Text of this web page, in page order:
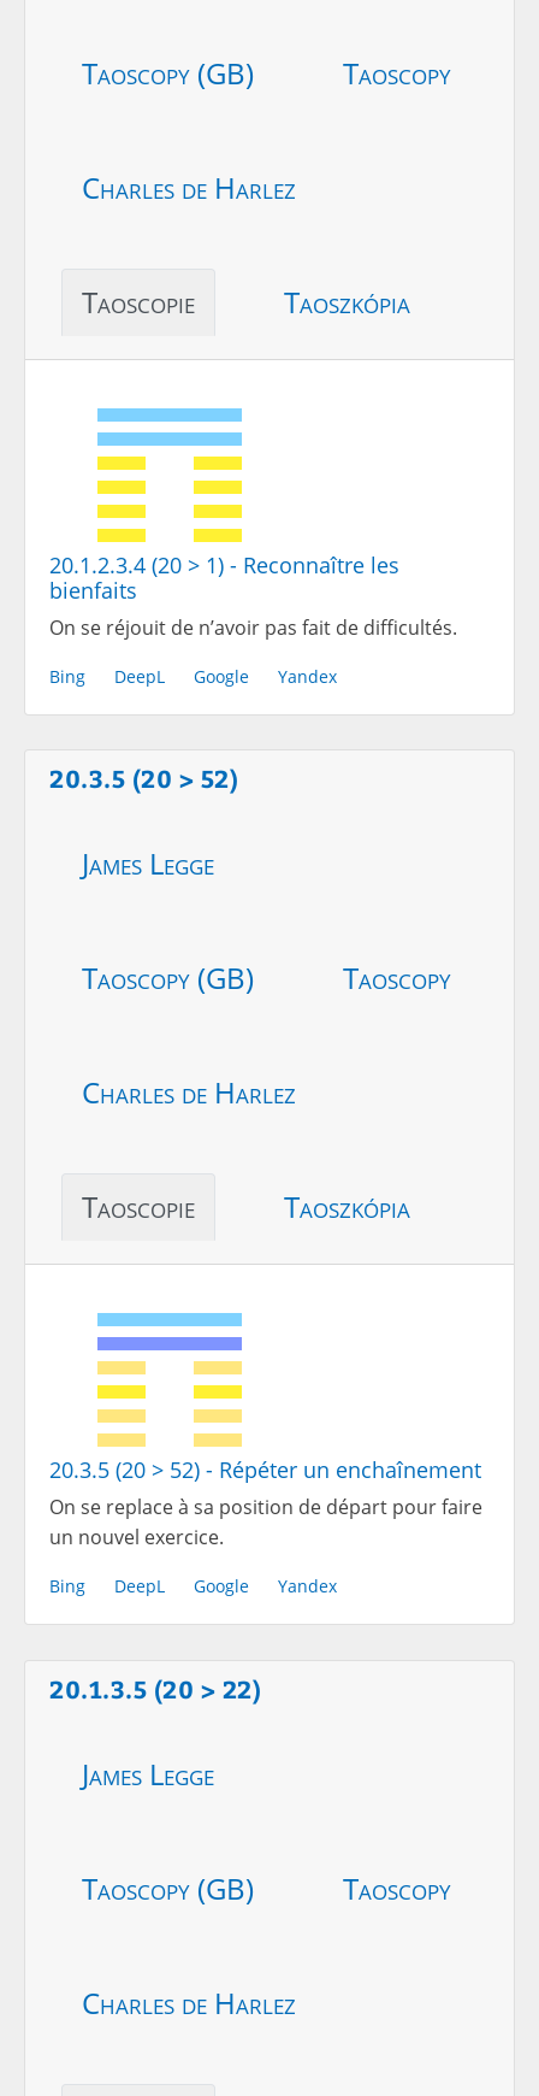
Taoscopy (GB) Taoscopy
Charles de Harlez
Taoscopie Taoszkópia
20.1.2.3.4 (20 > 1) - Reconnaître les
bienfaits
On se réjouit de n’avoir pas fait de difficultés.
Bing DeepL Google Yandex
20.3.5 (20 > 52)
James Legge
Taoscopy (GB) Taoscopy
Charles de Harlez
Taoscopie Taoszkópia
20.3.5 (20 > 52) - Répéter un enchaînement
On se replace à sa position de départ pour faire
un nouvel exercice.
Bing DeepL Google Yandex
20.1.3.5 (20 > 22)
James Legge
Taoscopy (GB) Taoscopy
Charles de Harlez